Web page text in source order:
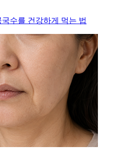
국수를 건강하게 먹는 법